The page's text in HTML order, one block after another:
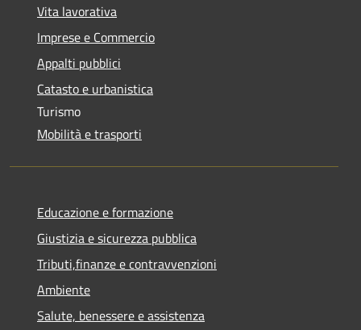
Vita lavorativa
Imprese e Commercio
Appalti pubblici
Catasto e urbanistica
Turismo
Mobilità e trasporti
Educazione e formazione
Giustizia e sicurezza pubblica
Tributi,finanze e contravvenzioni
Ambiente
Salute, benessere e assistenza